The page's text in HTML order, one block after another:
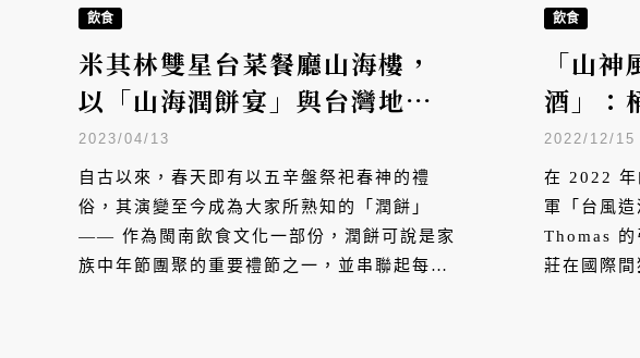
飲食
米其林雙星台菜餐廳山海樓，
以「山海潤餅宴」與台灣地酒
打造春日美好家宴
2023/04/13
自古以來，春天即有以五辛盤祭祀春神的禮
俗，其演變至今成為大家所熟知的「潤餅」
—— 作為閩南飲食文化一部份，潤餅可說是家
族中年節團聚的重要禮節之一，並串聯起每個
飲食
「山
酒」：
貌
2022/12/15
在 2022 年
軍「台風
Thomas 的
莊在國際